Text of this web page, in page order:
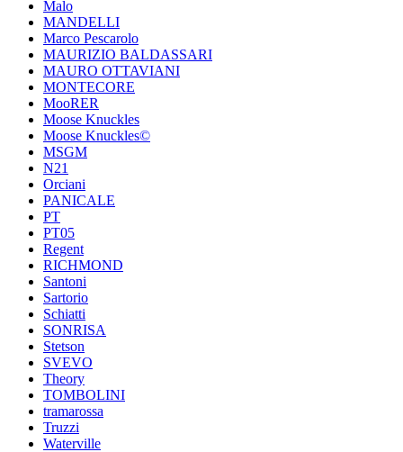
Malo
MANDELLI
Marco Pescarolo
MAURIZIO BALDASSARI
MAURO OTTAVIANI
MONTECORE
MooRER
Moose Knuckles
Moose Knuckles©️
MSGM
N21
Orciani
PANICALE
PT
PT05
Regent
RICHMOND
Santoni
Sartorio
Schiatti
SONRISA
Stetson
SVEVO
Theory
TOMBOLINI
tramarossa
Truzzi
Waterville